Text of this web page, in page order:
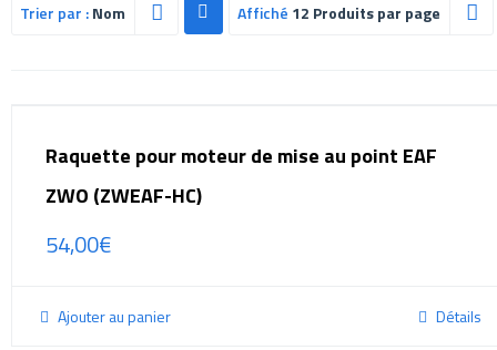
Trier par :Nom Affiché 12 Produits par page
Raquette pour moteur de mise au point EAF
ZWO (ZWEAF-HC)
54,00€
Ajouter au panier Détails